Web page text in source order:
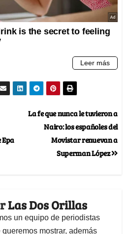
La fe que nunca le tuvieron a
Nairo: los españoles del
Movistar renuevan a
Superman López
Epa
Las Dos Orillas
un equipo de periodistas
queremos mostrar, además